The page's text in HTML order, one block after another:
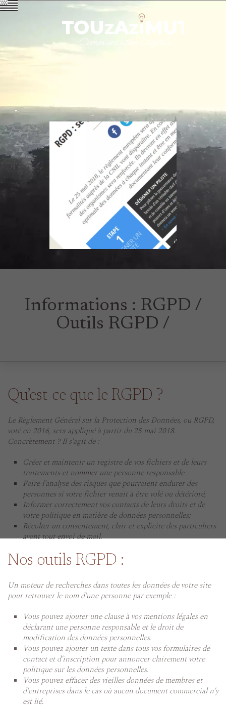
Informations : RGPD /
Outils RGPD /
Qu’est-ce que le RGPD ?
Le Règlement Général sur la Protection des Données, ou RGPD,
voté en 2016, sera appliqué à partir du 25 mai 2018.
Concrètement ? Il s'agit de :
Créer et maintenir un registre de vos fichiers et de leurs
traitements et nommer une personne responsable
Faire l’analyse des risques que pourraient endurer des
personnes si votre fichier venait à être volé ou détérioré;
Informer correctement vos contacts de leurs droits et de
votre politique en matière de données personnelles;
Récolter un consentement, clair et explicite des particuliers
avant tout envoi de mail.
Nos outils RGPD :
Un moteur de recherches dans toutes les données de votre site
pour retrouver le nom d'une personne par exemple :
Vous pouvez ajouter une clause à vos mentions légales en
déclarant une personne responsable et le droit de
modification des données personnelles.
Vous pouvez ajouter un texte dans tous vos formulaires de
contact et d'inscription pour annoncer clairement votre
politique sur les données personnelles.
Vous pouvez effacer des vieilles données de membres et
d'entreprises dans le cas où aucun document commercial n'y
est lié.